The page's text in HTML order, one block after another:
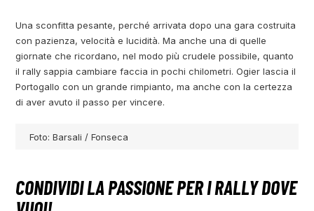
Una sconfitta pesante, perché arrivata dopo una gara costruita
con pazienza, velocità e lucidità. Ma anche una di quelle
giornate che ricordano, nel modo più crudele possibile, quanto
il rally sappia cambiare faccia in pochi chilometri. Ogier lascia il
Portogallo con un grande rimpianto, ma anche con la certezza
di aver avuto il passo per vincere.
Foto: Barsali / Fonseca